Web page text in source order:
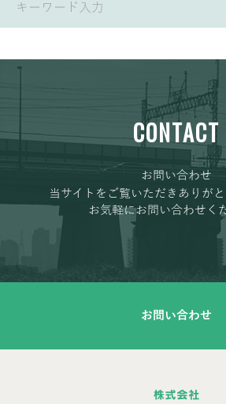
CONTACT
お問い合わせ
当サイトをご覧いただきありがと
お気軽にお問い合わせく
お問い合わせ